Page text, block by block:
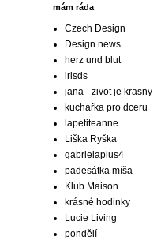
mám ráda
Czech Design
Design news
herz und blut
irisds
jana - zivot je krasny
kuchařka pro dceru
lapetiteanne
Liška Ryška
gabrielaplus4
padesátka míša
Klub Maison
krásné hodinky
Lucie Living
pondělí